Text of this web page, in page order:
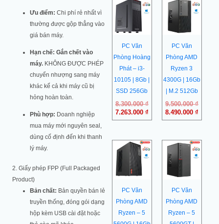
Ưu điểm: Chi phí rẻ nhất vì
thường được gộp thẳng vào
giá bán máy.
Hạn chế: Gắn chết vào
máy. KHÔNG ĐƯỢC PHÉP
chuyển nhượng sang máy
khác kể cả khi máy cũ bị
hỏng hoàn toàn.
Phù hợp: Doanh nghiệp
mua máy mới nguyên seal,
dùng cố định đến khi thanh
lý máy.
2. Giấy phép FPP (Full Packaged
Product)
Bản chất: Bản quyền bán lẻ
truyền thống, đóng gói dạng
hộp kèm USB cài đặt hoặc
PC Văn
Phòng Hoàng
Phát – i3-
10105 | 8Gb |
SSD 256Gb
8.300.000₫
gốc
7.263.000 ₫
hiện
7.263.000 ₫.
PC Văn
Phòng AMD
Ryzen 3
4300G | 16Gb
| M.2 512Gb
9.500.000₫
gốc
8.490.000 ₫
hiện
PC Văn
Phòng AMD
Ryzen – 5
PC Văn
Phòng AMD
Ryzen – 5